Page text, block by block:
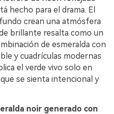
hecho para el drama. El
crean una atmósfera
brillante resalta como un
de esmeralda con
y cuadrículas modernas
el verde vivo solo en
se sienta intencional y
noir generado con